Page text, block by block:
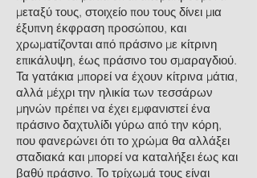
μεταξύ τους, στοιχείο που τους δίνει μια
έξυπνη έκφραση προσώπου, και
χρωματίζονται από πράσινο με κίτρινη
επικάλυψη, έως πράσινο του σμαραγδιού.
Τα γατάκια μπορεί να έχουν κίτρινα μάτια,
αλλά μέχρι την ηλικία των τεσσάρων
μηνών πρέπει να έχει εμφανιστεί ένα
πράσινο δαχτυλίδι γύρω από την κόρη,
που φανερώνει ότι το χρώμα θα αλλάξει
σταδιακά και μπορεί να καταλήξει έως και
βαθύ πράσινο. Το τρίχωμά τους είναι